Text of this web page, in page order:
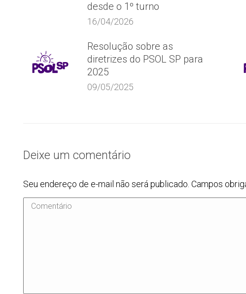
desde o 1º turno
16/04/2026
Resolução sobre as
diretrizes do PSOL SP para
2025
09/05/2025
Deixe um comentário
Seu endereço de e-mail não será publicado. Campos
Comentário